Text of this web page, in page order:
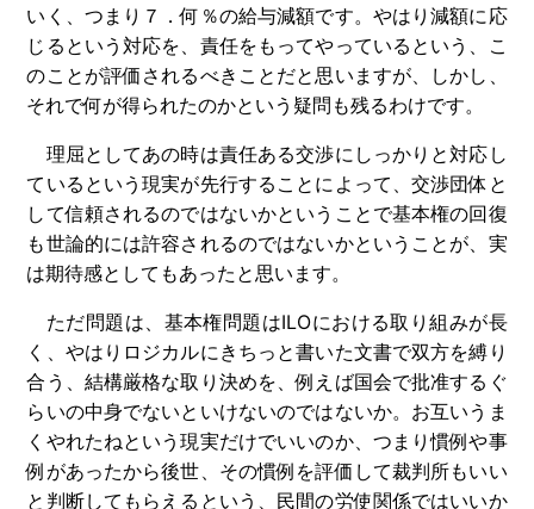
いく、つまり７．何％の給与減額です。やはり減額に応
じるという対応を、責任をもってやっているという、こ
のことが評価されるべきことだと思いますが、しかし、
それで何が得られたのかという疑問も残るわけです。
理屈としてあの時は責任ある交渉にしっかりと対応し
ているという現実が先行することによって、交渉団体と
して信頼されるのではないかということで基本権の回復
も世論的には許容されるのではないかということが、実
は期待感としてもあったと思います。
ただ問題は、基本権問題はILOにおける取り組みが長
く、やはりロジカルにきちっと書いた文書で双方を縛り
合う、結構厳格な取り決めを、例えば国会で批准するぐ
らいの中身でないといけないのではないか。お互いうま
くやれたねという現実だけでいいのか、つまり慣例や事
例があったから後世、その慣例を評価して裁判所もいい
と判断してもらえるという、民間の労使関係ではいいか